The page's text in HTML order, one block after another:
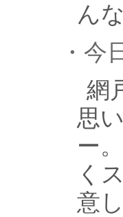
んな
・今
網
思
ー
く
意